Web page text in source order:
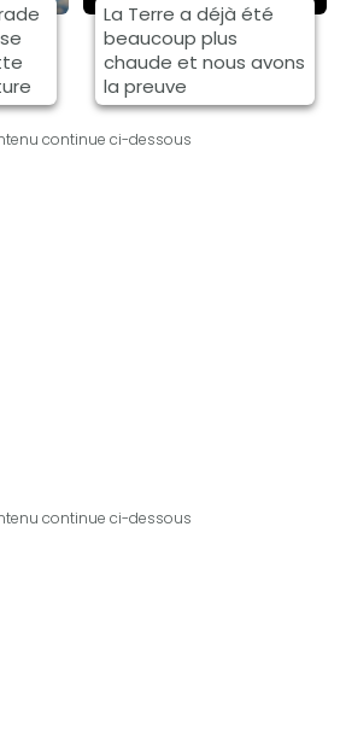
La Terre a déjà été
beaucoup plus
chaude et nous avons
la preuve
continue ci-dessous
continue ci-dessous